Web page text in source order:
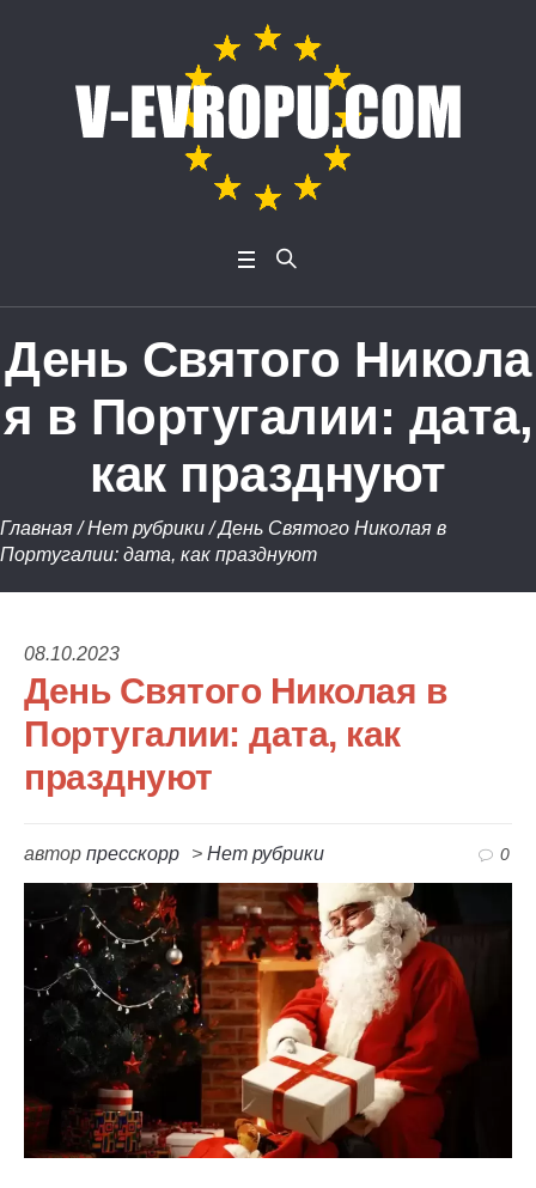
День Святого Никола
я в Португалии: дата,
как празднуют
Главная /Нет рубрики /День Святого Николая в
Португалии: дата, как празднуют
08.10.2023
День Святого Николая в
Португалии: дата, как
празднуют
автор пресскорр > Нет рубрики 0